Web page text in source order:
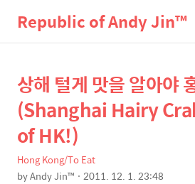
Republic of Andy Jin™
상
세
컨
텐
츠
본
문
제
목
상해 털게 맛을 알아야
(Shanghai Hairy
of HK!)
Hong Kong/To Eat
byAndy Jin™ 2011. 12. 1. 23:48